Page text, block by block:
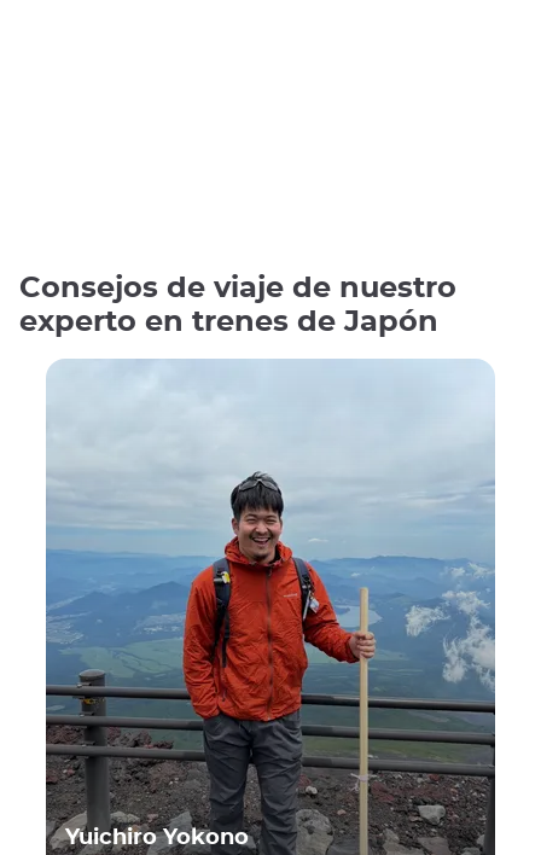
Consejos de viaje de nuestro
experto en trenes de Japón
Yuichiro Yokono